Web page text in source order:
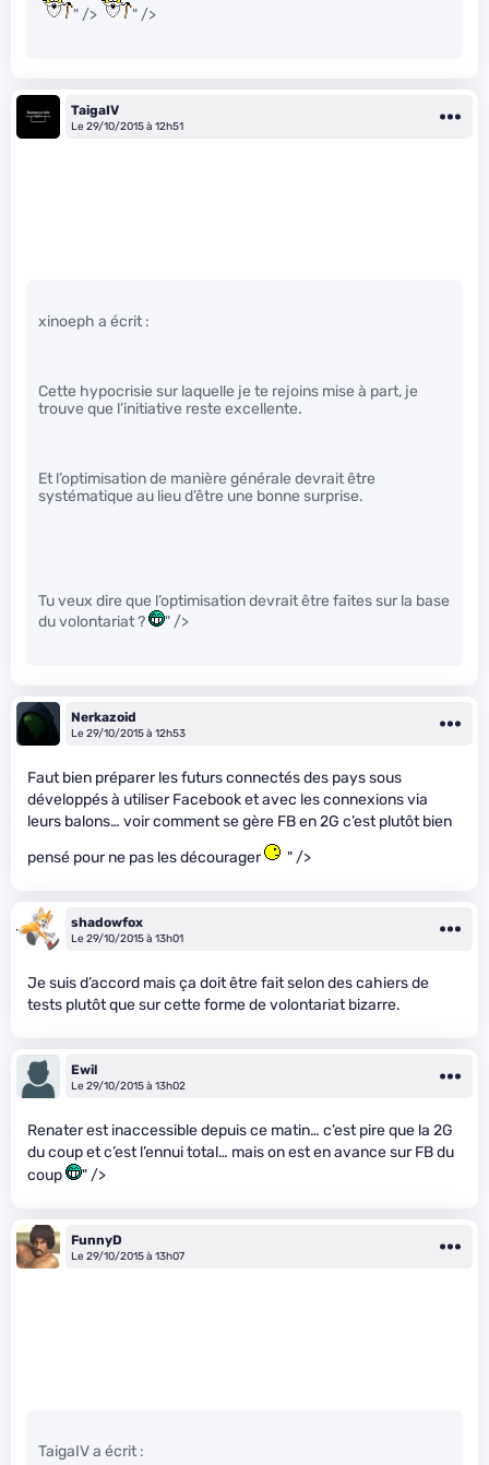
" /> " />
TaigaIV
Le 29/10/2015 à 12h51
xinoeph a écrit :
Cette hypocrisie sur laquelle je te rejoins mise à part, je
trouve que l’initiative reste excellente.
Et l’optimisation de manière générale devrait être
systématique au lieu d’être une bonne surprise.
Tu veux dire que l’optimisation devrait être faites sur la base
du volontariat ?
" />
Nerkazoid
Le 29/10/2015 à 12h53
Faut bien préparer les futurs connectés des pays sous
développés à utiliser Facebook et avec les connexions via
leurs balons… voir comment se gère FB en 2G c’est plutôt bien
pensé pour ne pas les décourager
" />
shadowfox
Le 29/10/2015 à 13h01
Je suis d’accord mais ça doit être fait selon des cahiers de
tests plutôt que sur cette forme de volontariat bizarre.
Ewil
Le 29/10/2015 à 13h02
Renater est inaccessible depuis ce matin… c’est pire que la 2G
du coup et c’est l’ennui total… mais on est en avance sur FB du
coup
" />
FunnyD
Le 29/10/2015 à 13h07
TaigaIV a écrit :